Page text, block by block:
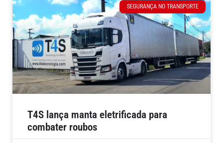
SEGURANÇA NO TRANSPORTE
T4S lança manta eletrificada para
combater roubos